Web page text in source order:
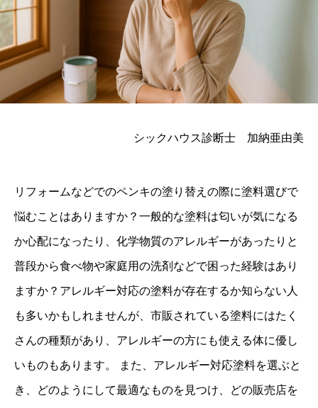
シックハウス診断士 加納亜由美
リフォームなどでのペンキの塗り替えの際に塗料選びで
悩むことはありますか？一般的な塗料は匂いが気になる
か心配になったり、化学物質のアレルギーがあったりと
普段から食べ物や家庭用の洗剤などで困った経験はあり
ますか？アレルギー対応の塗料が存在するか知らない人
も多いかもしれませんが、市販されている塗料にはたく
さんの種類があり、アレルギーの方にも使える体に優し
いものもあります。 また、アレルギー対応塗料を選ぶと
き、どのようにして最適なものを見つけ、どの販売店を